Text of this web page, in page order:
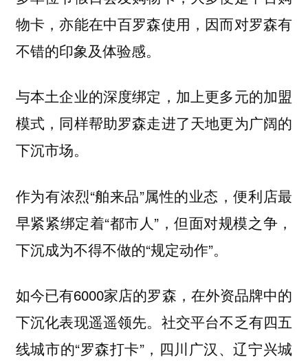
物卡，亦能在中百罗森使用，因而对罗森有
不错的印象及体验感。
与本土企业的深度绑定，加上更多元的加盟
模式，同样帮助罗森走进了天地更为广阔的
下沉市场。
作为有浓烈“舶来品”属性的业态，便利店最
早紧紧绑定着“都市人”，但面对规模之争，
下沉成为不得不做的“规定动作”。
如今已有6000家店的罗森，在外资品牌中的
下沉化表现遥遥领先。社交平台不乏有四五
线城市的“罗森打卡”，四川广汉、辽宁兴城